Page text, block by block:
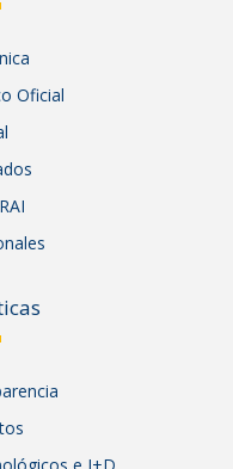
Oficial